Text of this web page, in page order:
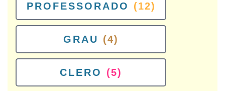
PROFESSORADO (12)
GRAU (4)
CLERO (5)